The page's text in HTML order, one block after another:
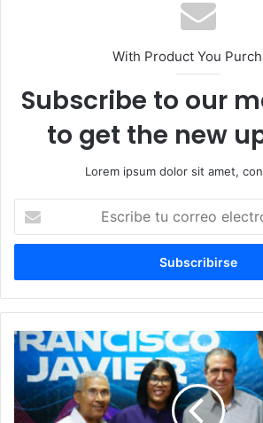
With Product You
Subscribe to our
to get the new
Lorem ipsum dolor sit amet,
correo
Francisco
Javier
respalda
decisión
JCE